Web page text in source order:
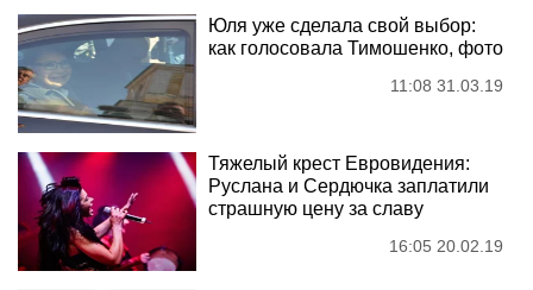
Юля уже сделала свой выбор:
как голосовала Тимошенко, фото
11:08 31.03.19
Тяжелый крест Евровидения:
Руслана и Сердючка заплатили
страшную цену за славу
16:05 20.02.19